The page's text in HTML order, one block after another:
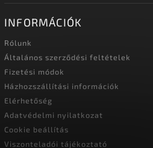
INFORMÁCIÓK
Rólunk
Általános szerződési feltételek
Fizetési módok
Házhozszállítási információk
Elérhetőség
Adatvédelmi nyilatkozat
Cookie beállítás
Viszonteladói tájékoztató